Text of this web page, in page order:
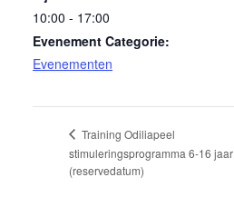
10:00 - 17:00
Evenement Categorie:
Evenementen
Training Odiliapeel
stimuleringsprogramma 6-16 jaar
(reservedatum)